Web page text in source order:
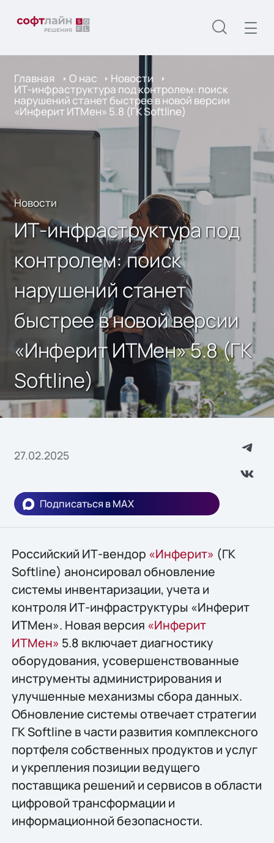
Главная О нас Новости
ИТ-инфраструктура под контролем: поиск
нарушений станет быстрее в новой версии
«Инферит ИТМен» 5.8 (ГК Softline)
Новости
ИТ-инфраструктура под
контролем: поиск
нарушений станет
быстрее в новой версии
«Инферит ИТМен» 5.8 (ГК
Softline)
27.02.2025
Подписаться в MAX
Российский ИТ-вендор «Инферит» (ГК
Softline) анонсировал обновление
системы инвентаризации, учета и
контроля ИТ-инфраструктуры «Инферит
ИТМен». Новая версия «Инферит
ИТМен» 5.8 включает диагностику
оборудования, усовершенствованные
инструменты администрирования и
улучшенные механизмы сбора данных.
Обновление системы отвечает стратегии
ГК Softline в части развития комплексного
портфеля собственных продуктов и услуг
и укрепления позиции ведущего
поставщика решений и сервисов в области
цифровой трансформации и
информационной безопасности.